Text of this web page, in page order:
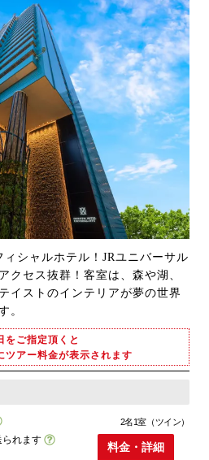
シャルホテル！JRユニバーサル
クセス抜群！客室は、森や湖、
イストのインテリアが夢の世界
。
をご指定頂くと
ツアー料金が表示されます
れます
2名1室（ツイン）
料金・詳細